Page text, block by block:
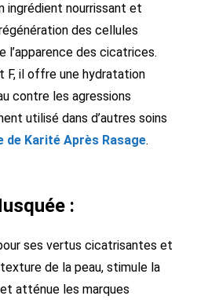
ingrédient nourrissant et
des cellules
l’apparence des cicatrices.
F, il offre une hydratation
contre les agressions
utilisé dans d’autres soins
de Karité Après Rasage.
:
ses vertus cicatrisantes et
de la peau, stimule la
atténue les marques